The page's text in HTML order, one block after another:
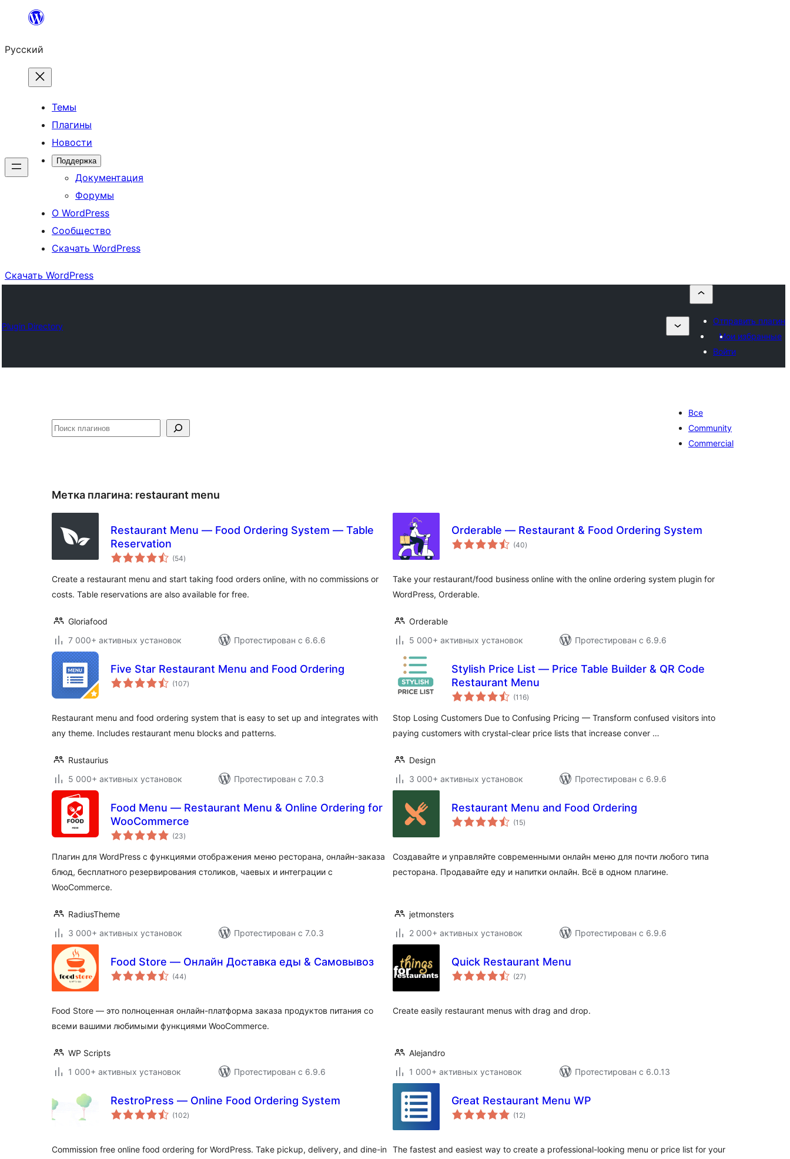
Перейти
содержимому
Русский
Темы
Плагины
Новости
Поддержка
Документация
Форумы
О WordPress
Сообщество
Скачать WordPress
Скачать WordPress
Plugin Directory
Отправить плагин
Мои избранные
Войти
Поиск
Все
Community
Commercial
Метка плагина: restaurant menu
Restaurant Menu — Food Ordering System — Table
Reservation
(54общий
рейтинг
)
Create a restaurant menu and start taking food orders online, with no commissions or
costs. Table reservations are also available for free.
Gloriafood
7 000+ активных установок
Протестирован с 6.6.6
Orderable — Restaurant & Food Ordering System
(40общий
рейтинг
)
Take your restaurant/food business online with the online ordering system plugin for
WordPress, Orderable.
Orderable
5 000+ активных установок
Протестирован с 6.9.6
Five Star Restaurant Menu and Food Ordering
(107общий
рейтинг
)
Restaurant menu and food ordering system that is easy to set up and integrates with
any theme. Includes restaurant menu blocks and patterns.
Rustaurius
5 000+ активных установок
Протестирован с 7.0.3
Stylish Price List — Price Table Builder & QR Code
Restaurant Menu
(116общий
рейтинг
)
Stop Losing Customers Due to Confusing Pricing — Transform confused visitors into
paying customers with crystal-clear price lists that increase conver …
Design
3 000+ активных установок
Протестирован с 6.9.6
Food Menu — Restaurant Menu & Online Ordering for
WooCommerce
(23общий
рейтинг
)
Плагин для WordPress с функциями отображения меню ресторана, онлайн-заказа
блюд, бесплатного резервирования столиков, чаевых и интеграции с
WooCommerce.
RadiusTheme
3 000+ активных установок
Протестирован с 7.0.3
Restaurant Menu and Food Ordering
(15общий
рейтинг
)
Создавайте и управляйте современными онлайн меню для почти любого типа
ресторана. Продавайте еду и напитки онлайн. Всё в одном плагине.
jetmonsters
2 000+ активных установок
Протестирован с 6.9.6
Food Store — Онлайн Доставка еды & Самовывоз
(44общий
рейтинг
)
Food Store — это полноценная онлайн-платформа заказа продуктов питания со
всеми вашими любимыми функциями WooCommerce.
WP Scripts
1 000+ активных установок
Протестирован с 6.9.6
Quick Restaurant Menu
(27общий
рейтинг
)
Create easily restaurant menus with drag and drop.
Alejandro
1 000+ активных установок
Протестирован с 6.0.13
RestroPress — Online Food Ordering System
(102общий
рейтинг
)
Commission free online food ordering for WordPress. Take pickup, delivery, and dine-in
Great Restaurant Menu WP
(12общий
рейтинг
)
The fastest and easiest way to create a professional-looking menu or price list for your